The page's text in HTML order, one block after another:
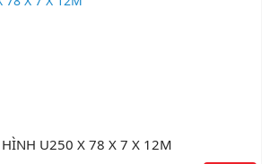
HÌNH U250 X 78 X 7 X 12M